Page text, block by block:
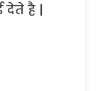
देते है |